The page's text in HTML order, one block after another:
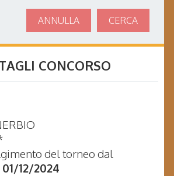
CERCA
ANNULLA
CONCORSO
del torneo dal
01/12/2024